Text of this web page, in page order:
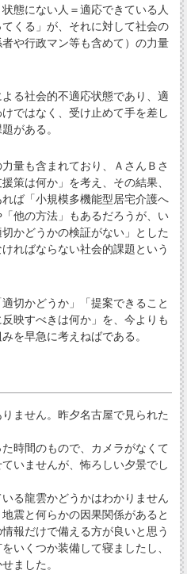
態にない人＝適応できている人
くる」が、それに対して社会の
や行政マン等も含めて）の力量
る社会的不適応状態であり、適
ではなく、受け止めて手を差し
がある。
量も含まれており、ＡさんＢさ
策は何か」を考え、その結果、
ば「小規模多機能型居宅介護へ
他の方法」もあるだろうが、い
かどうかの検証がない」とした
ればならない社会的課題という
切かどうか」「提案できること
映すべきは何か」を、今よりも
を早急に考えねばである。
ません。昨夕名古屋で見られた
時間のもので、カメラがなくて
いませんが、怖ろしい夕景でし
る龍雲かどうかはわかりません
震と何らかの因果関係があると
報だけで備える方が良いと思う
いくつか装備して寝ましたし、
ました。